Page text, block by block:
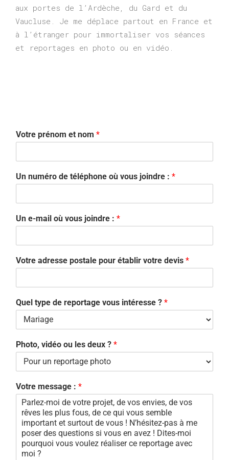
aux portes de l’Ardèche, du Gard et du
Vaucluse. Je me déplace partout en France et
à l’étranger pour immortaliser vos séances
et reportages en photo ou en vidéo.
Votre prénom et nom *
Un numéro de téléphone où vous joindre : *
Un e-mail où vous joindre : *
Votre adresse postale pour établir votre devis *
Quel type de reportage vous intéresse ? *
Photo, vidéo ou les deux ? *
Votre message : *